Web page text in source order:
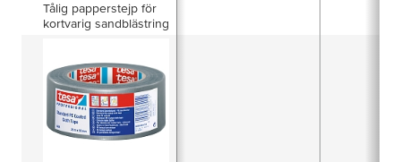
Tålig papperstejp för
kortvarig sandblästring